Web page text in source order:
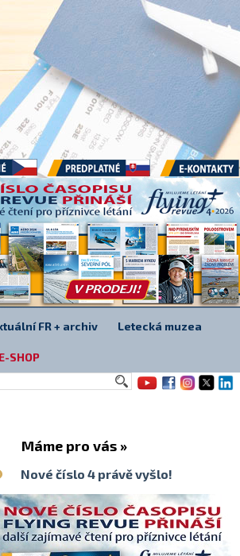
Máme pro vás »
Nové číslo 4 právě vyšlo!
Předplatné E-kontakty
FR + archiv Letecká muzea
E-SHOP